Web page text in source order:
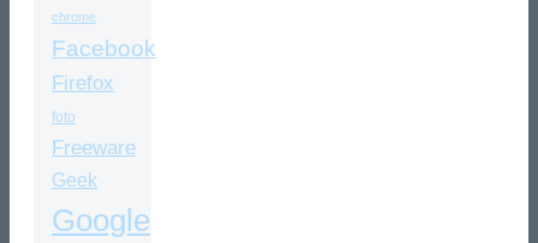
chrome
Facebook
Firefox
foto
Freeware
Geek
Google